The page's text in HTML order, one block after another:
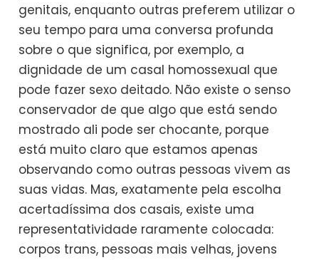
genitais, enquanto outras preferem utilizar o
seu tempo para uma conversa profunda
sobre o que significa, por exemplo, a
dignidade de um casal homossexual que
pode fazer sexo deitado. Não existe o senso
conservador de que algo que está sendo
mostrado ali pode ser chocante, porque
está muito claro que estamos apenas
observando como outras pessoas vivem as
suas vidas. Mas, exatamente pela escolha
acertadíssima dos casais, existe uma
representatividade raramente colocada:
corpos trans, pessoas mais velhas, jovens